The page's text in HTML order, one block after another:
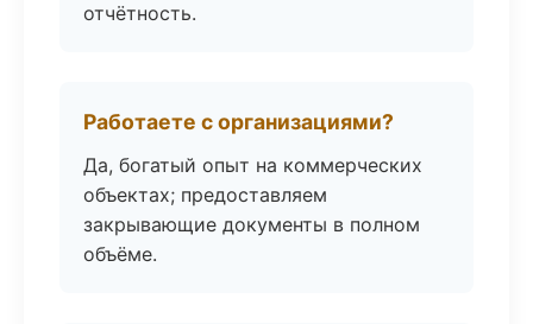
отчётность.
Работаете с организациями?
Да, богатый опыт на коммерческих
объектах; предоставляем
закрывающие документы в полном
объёме.